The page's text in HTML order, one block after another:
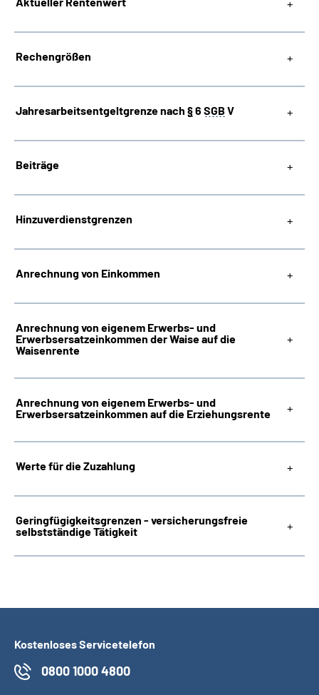
Leichte Sprache
Mein Kundenportal
Rechengrößen
Jahresarbeitsentgeltgrenze nach §6 SGB V
Beiträge
Hinzuverdienstgrenzen
Anrechnung von Einkommen
Anrechnung von eigenem Erwerbs- und
Erwerbsersatzeinkommen der Waise auf die
Waisenrente
Anrechnung von eigenem Erwerbs- und
Erwerbsersatzeinkommen auf die Erziehungsrente
Werte für die Zuzahlung
Geringfügigkeitsgrenzen - versicherungsfreie
selbstständige Tätigkeit
Kostenloses Servicetelefon
0800 1000 4800